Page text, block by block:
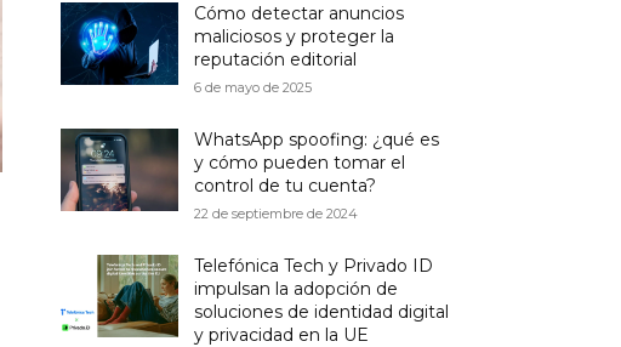
Cómo detectar anuncios
maliciosos y proteger la
reputación editorial
6 de mayo de 2025
WhatsApp spoofing: ¿qué es
y cómo pueden tomar el
control de tu cuenta?
22 de septiembre de 2024
Telefónica Tech y Privado ID
impulsan la adopción de
soluciones de identidad digital
y privacidad en la UE